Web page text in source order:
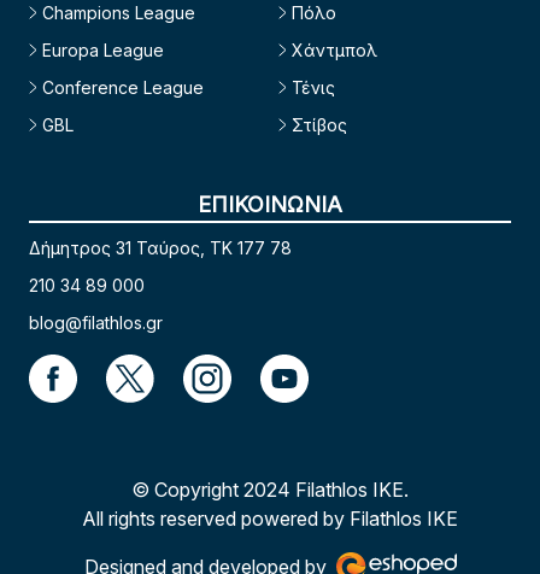
Champions League
Europa League
Conference League
GBL
Πόλο
Χάντμπολ
Τένις
Στίβος
ΕΠΙΚΟΙΝΩΝΙΑ
Δήμητρος 31 Ταύρος, TK 177 78
210 34 89 000
blog@filathlos.gr
© Copyright 2024 Filathlos ΙΚΕ.
All rights reserved powered by Filathlos ΙΚΕ
Designed and developed by